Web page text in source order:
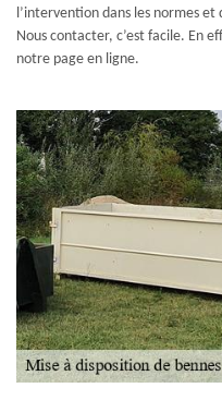
l’intervention dans les normes
Nous contacter, c’est facile. En
notre page en ligne.